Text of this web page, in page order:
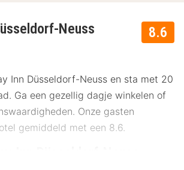
8.6
Neuss
Inn Düsseldorf-Neuss en sta met 20
Ga een gezellig dagje winkelen of
Onze gasten
gemiddeld met een 8.6.
Inn Düsseldorf-Neuss